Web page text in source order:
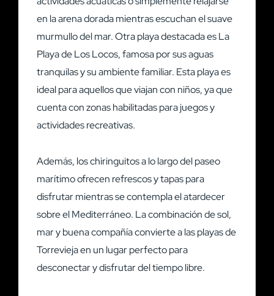
en la arena dorada mientras escuchan el suave
murmullo del mar. Otra playa destacada es La
Playa de Los Locos, famosa por sus aguas
tranquilas y su ambiente familiar. Esta playa es
ideal para aquellos que viajan con niños, ya que
cuenta con zonas habilitadas para juegos y
actividades recreativas.
Además, los chiringuitos a lo largo del paseo
marítimo ofrecen refrescos y tapas para
disfrutar mientras se contempla el atardecer
sobre el Mediterráneo. La combinación de sol,
mar y buena compañía convierte a las playas de
Torrevieja en un lugar perfecto para
desconectar y disfrutar del tiempo libre.